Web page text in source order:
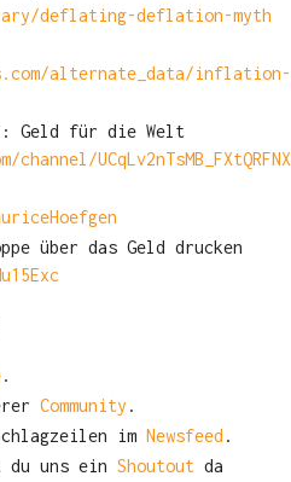
deflating-deflation-myth
alternate_data/inflation-
Geld für die Welt
über das Geld drucken
.
Community .
im Newsfeed .
du uns ein Shoutout da